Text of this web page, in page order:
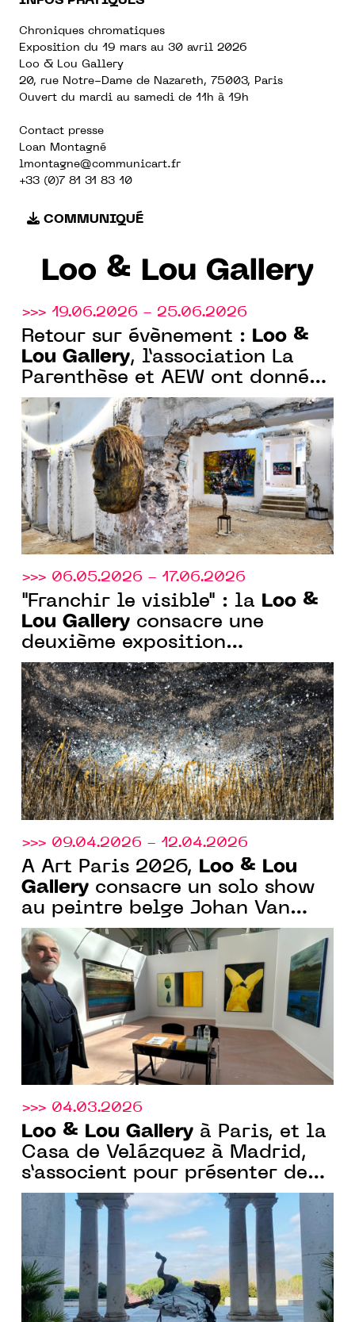
Chroniques chromatiques
Exposition du 19 mars au 30 avril 2026
Loo & Lou Gallery
20, rue Notre-Dame de Nazareth, 75003, Paris
Ouvert du mardi au samedi de 11h à 19h
Contact presse
Loan Montagné
lmontagne@communicart.fr
+33 (0)7 81 31 83 10
COMMUNIQUÉ
Loo & Lou Gallery
>>> 19.06.2026 - 25.06.2026
Retour sur évènement :
Loo &
Lou Gallery, l’association La
Parenthèse et AEW ont donné
carte blanche à Olivier de
Sagazan dans un magnifique
hôtel particulier du XIXe
siècle à Paris.
>>> 06.05.2026 - 17.06.2026
"Franchir le visible" : la
Loo &
Lou Gallery consacre une
deuxième exposition
monographique à Pierre-Luc
Poujol.
>>> 09.04.2026 - 12.04.2026
À Art Paris 2026,
Loo & Lou
Gallery consacre un solo show
au peintre belge Johan Van
Mullem
>>> 04.03.2026
Loo & Lou Gallery à Paris, et la
Casa de Velázquez à Madrid,
s’associent pour présenter deux
expositions conçues en
dialogue, avec Federico Miró
et Cédric Le Corf